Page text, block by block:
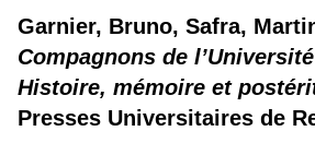
Garnier, Bruno, Safra,
Compagnons de
Histoire, mémoire et
Presses Universitaires de